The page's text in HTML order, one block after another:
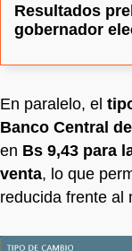
Resultados
gobernador
En paralelo, el
Banco Central
en Bs 9,43 para
venta, lo que
reducida frente al